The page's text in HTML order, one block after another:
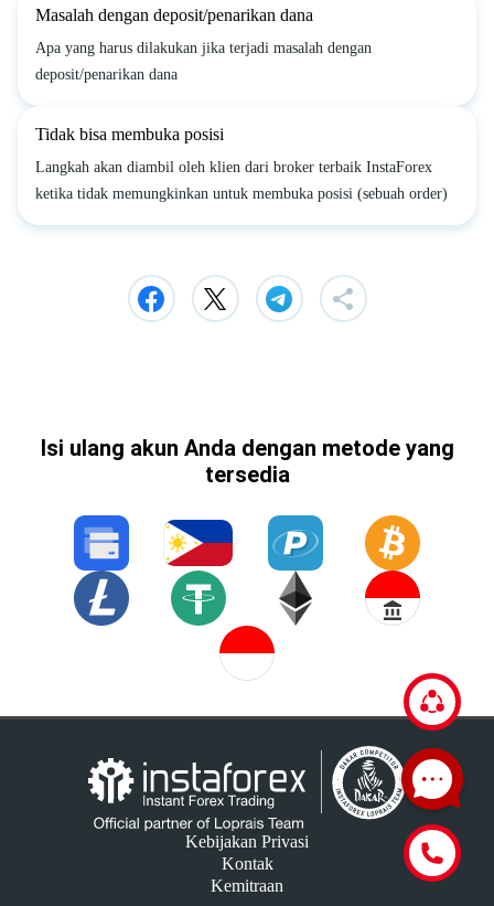
Masalah dengan deposit/penarikan dana
Apa yang harus dilakukan jika terjadi masalah dengan
deposit/penarikan dana
Tidak bisa membuka posisi
Langkah akan diambil oleh klien dari broker terbaik InstaForex
ketika tidak memungkinkan untuk membuka posisi (sebuah order)
Isi ulang akun Anda dengan metode yang
tersedia
Kebijakan Privasi
Kontak
Kemitraan